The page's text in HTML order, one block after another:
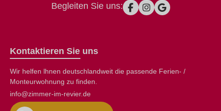
Begleiten Sie uns:
Kontaktieren Sie uns
Wir helfen lhnen deutschlandweit die passende Ferien- /
Monteurwohnung zu finden.
info@zimmer-im-revier.de